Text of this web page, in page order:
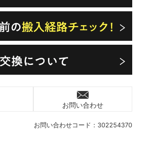
お問い合わせコード： 302254370
お問い合わせ